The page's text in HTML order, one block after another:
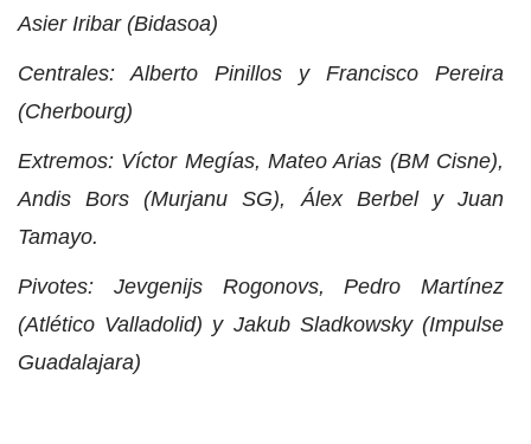
Asier Iribar (Bidasoa)
Centrales: Alberto Pinillos y Francisco Pereira
(Cherbourg)
Extremos: Víctor Megías, Mateo Arias (BM Cisne),
Andis Bors (Murjanu SG), Álex Berbel y Juan
Tamayo.
Pivotes: Jevgenijs Rogonovs, Pedro Martínez
(Atlético Valladolid) y Jakub Sladkowsky (Impulse
Guadalajara)